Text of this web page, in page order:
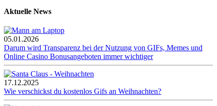
Aktuelle News
05.01.2026
Darum wird Transparenz bei der Nutzung von GIFs, Memes und
Online Casino Bonusangeboten immer wichtiger
17.12.2025
Wie verschickst du kostenlos Gifs an Weihnachten?